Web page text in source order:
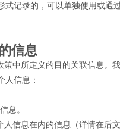
记录的，可以单独使用或通
信息
中所定义的目的关联信息。
人信息：
息。
信息在内的信息（详情在后文